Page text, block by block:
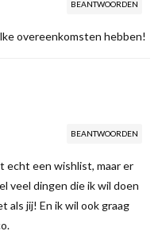
BEANTWOORDEN
overeenkomsten hebben!
BEANTWOORDEN
echt een wishlist, maar er
veel dingen die ik wil doen
als jij! En ik wil ook graag